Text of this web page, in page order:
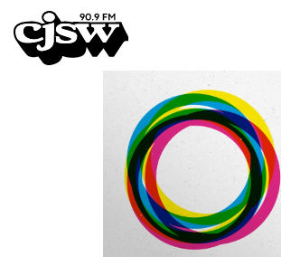
CJSW
FILTER BY:
PROGRAMS
EPISODES
NEWS